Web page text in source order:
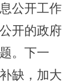
公开工作
开的政府
。下一
缺，加大